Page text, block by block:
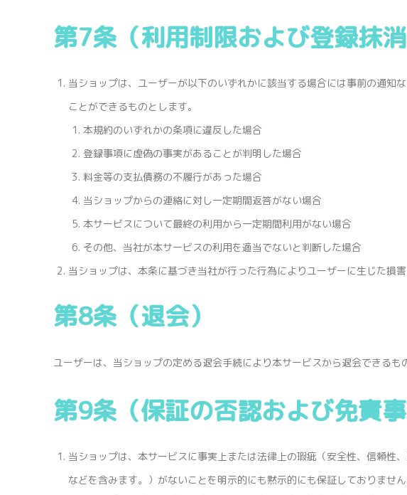
第7条（利用制限および登録抹消
当ショップは、ユーザーが以下のいずれかに該当する場合には事前の通知
ことができるものとします。
本規約のいずれかの条項に違反した場合
登録事項に虚偽の事実があることが判明した場合
料金等の支払債務の不履行があった場合
当ショップからの連絡に対し一定期間返答がない場合
本サービスについて最終の利用から一定期間利用がない場合
その他、当社が本サービスの利用を適当でないと判断した場合
当ショップは、本条に基づき当社が行った行為によりユーザーに生じた損
第8条（退会）
ユーザーは、当ショップの定める退会手続により本サービスから退会できるも
第9条（保証の否認および免責事
当ショップは、本サービスに事実上または法律上の瑕疵（安全性、信頼性
などを含みます。）がないことを明示的にも黙示的にも保証しておりません